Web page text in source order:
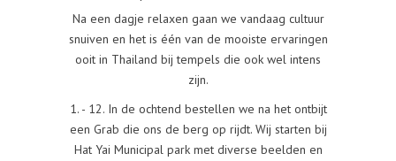
Na een dagje relaxen gaan we vandaag cultuur
snuiven en het is één van de mooiste ervaringen
ooit in Thailand bij tempels die ook wel intens
zijn.
1. - 12. In de ochtend bestellen we na het ontbijt
een Grab die ons de berg op rijdt. Wij starten bij
Hat Yai Municipal park met diverse beelden en